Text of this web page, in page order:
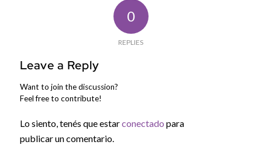
0
REPLIES
Leave a Reply
Want to join the discussion?
Feel free to contribute!
Lo siento, tenés que estarconectado para
publicar un comentario.